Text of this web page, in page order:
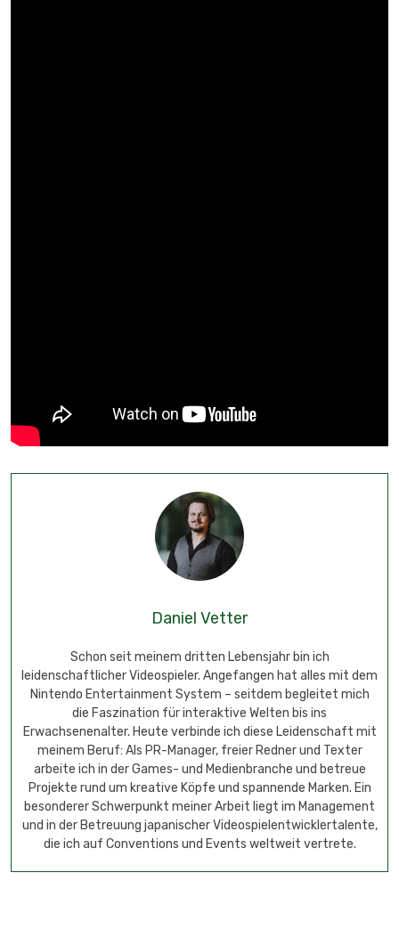
Daniel Vetter
Schon seit meinem dritten Lebensjahr bin ich
leidenschaftlicher Videospieler. Angefangen hat alles mit dem
Nintendo Entertainment System – seitdem begleitet mich
die Faszination für interaktive Welten bis ins
Erwachsenenalter. Heute verbinde ich diese Leidenschaft mit
meinem Beruf: Als PR-Manager, freier Redner und Texter
arbeite ich in der Games- und Medienbranche und betreue
Projekte rund um kreative Köpfe und spannende Marken. Ein
besonderer Schwerpunkt meiner Arbeit liegt im Management
und in der Betreuung japanischer Videospielentwicklertalente,
die ich auf Conventions und Events weltweit vertrete.